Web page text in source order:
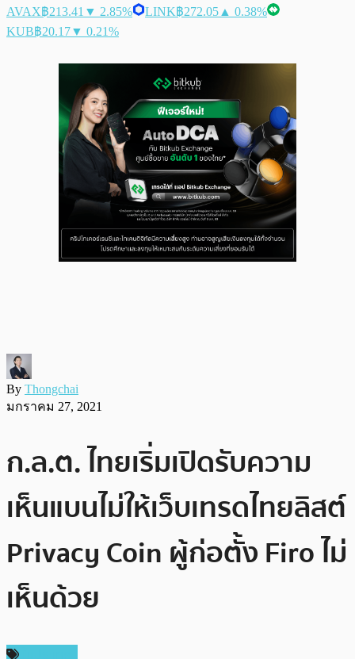
AVAX฿213.41 ▼ 2.85% LINK฿272.05 ▲ 0.38%
KUB฿20.17▼ 0.21%
By Thongchai
มกราคม 27, 2021
ก.ล.ต. ไทยเริ่มเปิดรับความ
เห็นแบนไม่ให้เว็บเทรดไทยลิสต์
Privacy Coin ผู้ก่อตั้ง Firo ไม่
เห็นด้วย